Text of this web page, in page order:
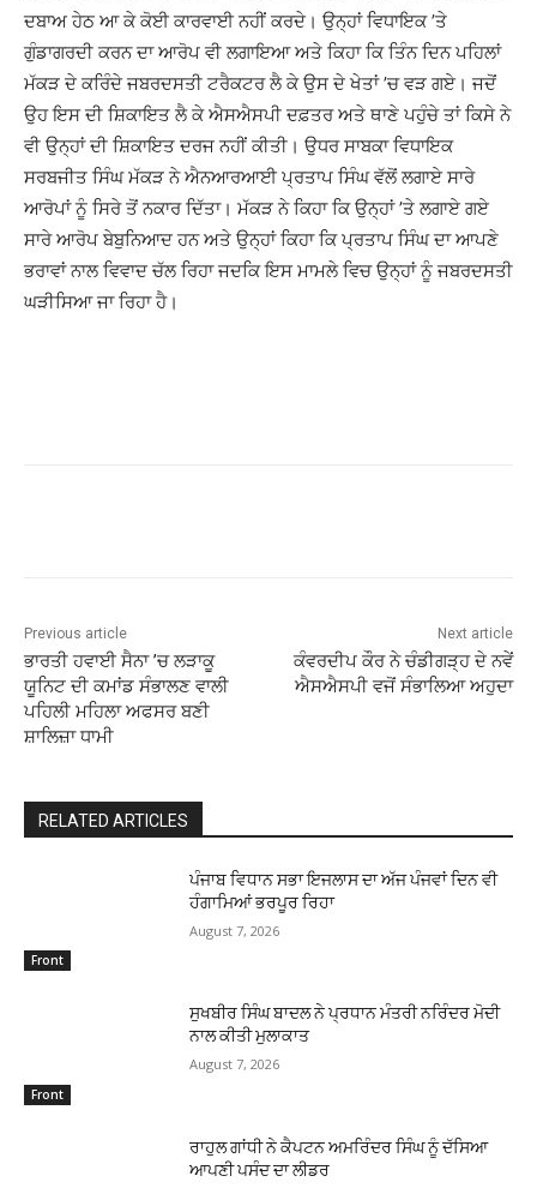
ਦਬਾਅ ਹੇਠ ਆ ਕੇ ਕੋਈ ਕਾਰਵਾਈ ਨਹੀਂ ਕਰਦੇ। ਉਨ੍ਹਾਂ ਵਿਧਾਇਕ ’ਤੇ
ਗੁੰਡਾਗਰਦੀ ਕਰਨ ਦਾ ਆਰੋਪ ਵੀ ਲਗਾਇਆ ਅਤੇ ਕਿਹਾ ਕਿ ਤਿੰਨ ਦਿਨ ਪਹਿਲਾਂ
ਮੱਕੜ ਦੇ ਕਰਿੰਦੇ ਜਬਰਦਸਤੀ ਟਰੈਕਟਰ ਲੈ ਕੇ ਉਸ ਦੇ ਖੇਤਾਂ ’ਚ ਵੜ ਗਏ। ਜਦੋਂ
ਉਹ ਇਸ ਦੀ ਸ਼ਿਕਾਇਤ ਲੈ ਕੇ ਐਸਐਸਪੀ ਦਫ਼ਤਰ ਅਤੇ ਥਾਣੇ ਪਹੁੰਚੇ ਤਾਂ ਕਿਸੇ ਨੇ
ਵੀ ਉਨ੍ਹਾਂ ਦੀ ਸ਼ਿਕਾਇਤ ਦਰਜ ਨਹੀਂ ਕੀਤੀ। ਉਧਰ ਸਾਬਕਾ ਵਿਧਾਇਕ
ਸਰਬਜੀਤ ਸਿੰਘ ਮੱਕੜ ਨੇ ਐਨਆਰਆਈ ਪ੍ਰਤਾਪ ਸਿੰਘ ਵੱਲੋਂ ਲਗਾਏ ਸਾਰੇ
ਆਰੋਪਾਂ ਨੂੰ ਸਿਰੇ ਤੋਂ ਨਕਾਰ ਦਿੱਤਾ। ਮੱਕੜ ਨੇ ਕਿਹਾ ਕਿ ਉਨ੍ਹਾਂ ’ਤੇ ਲਗਾਏ ਗਏ
ਸਾਰੇ ਆਰੋਪ ਬੇਬੁਨਿਆਦ ਹਨ ਅਤੇ ਉਨ੍ਹਾਂ ਕਿਹਾ ਕਿ ਪ੍ਰਤਾਪ ਸਿੰਘ ਦਾ ਆਪਣੇ
ਭਰਾਵਾਂ ਨਾਲ ਵਿਵਾਦ ਚੱਲ ਰਿਹਾ ਜਦਕਿ ਇਸ ਮਾਮਲੇ ਵਿਚ ਉਨ੍ਹਾਂ ਨੂੰ ਜਬਰਦਸਤੀ
ਘੜੀਸਿਆ ਜਾ ਰਿਹਾ ਹੈ।
Previous article
ਭਾਰਤੀ ਹਵਾਈ ਸੈਨਾ ’ਚ ਲੜਾਕੂ
ਯੂਨਿਟ ਦੀ ਕਮਾਂਡ ਸੰਭਾਲਣ ਵਾਲੀ
ਪਹਿਲੀ ਮਹਿਲਾ ਅਫਸਰ ਬਣੀ
ਸ਼ਾਲਿਜ਼ਾ ਧਾਮੀ
Next article
ਕੰਵਰਦੀਪ ਕੌਰ ਨੇ ਚੰਡੀਗੜ੍ਹ ਦੇ ਨਵੇਂ
ਐਸਐਸਪੀ ਵਜੋਂ ਸੰਭਾਲਿਆ ਅਹੁਦਾ
RELATED ARTICLES
Front
ਪੰਜਾਬ ਵਿਧਾਨ ਸਭਾ ਇਜਲਾਸ ਦਾ ਅੱਜ ਪੰਜਵਾਂ ਦਿਨ ਵੀ
ਹੰਗਾਮਿਆਂ ਭਰਪੂਰ ਰਿਹਾ
August 7, 2026
Front
ਸੁਖਬੀਰ ਸਿੰਘ ਬਾਦਲ ਨੇ ਪ੍ਰਧਾਨ ਮੰਤਰੀ ਨਰਿੰਦਰ ਮੋਦੀ
ਨਾਲ ਕੀਤੀ ਮੁਲਾਕਾਤ
August 7, 2026
ਰਾਹੁਲ ਗਾਂਧੀ ਨੇ ਕੈਪਟਨ ਅਮਰਿੰਦਰ ਸਿੰਘ ਨੂੰ ਦੱਸਿਆ
ਆਪਣੀ ਪਸੰਦ ਦਾ ਲੀਡਰ